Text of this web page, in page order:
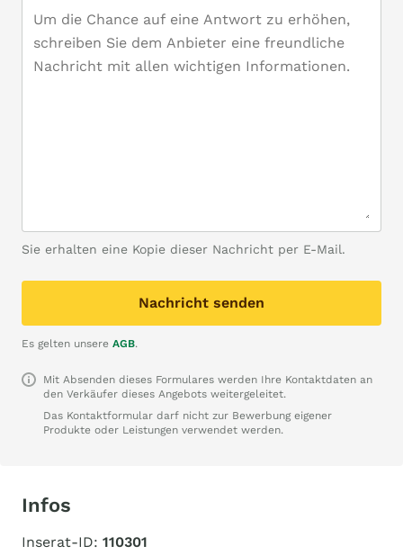
Sie erhalten eine Kopie dieser Nachricht per E-Mail.
Nachricht senden
Es gelten unsere AGB.
Mit Absenden dieses Formulares werden Ihre Kontaktdaten an
den Verkäufer dieses Angebots weitergeleitet.
Das Kontaktformular darf nicht zur Bewerbung eigener
Produkte oder Leistungen verwendet werden.
Infos
Inserat-ID: 110301